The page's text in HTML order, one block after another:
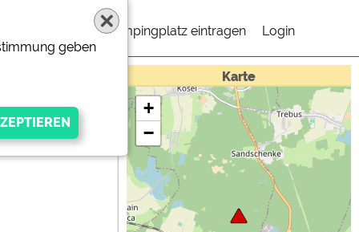
Campingplatz eintragen Login
Karte
+
−
geben